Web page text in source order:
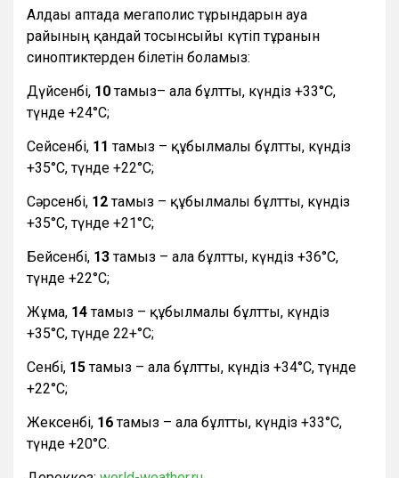
Алдағы аптада мегаполис тұрғындарын ауа
райының қандай тосынсыйы күтіп тұрғанын
синоптиктерден білетін боламыз:
Дүйсенбі, 10тамыз– ала бұлтты, күндіз +33°С,
түнде +24°С;
Сейсенбі, 11тамыз – құбылмалы бұлтты, күндіз
+35°С, түнде +22°С;
Сәрсенбі, 12тамыз – құбылмалы бұлтты, күндіз
+35°С, түнде +21°С;
Бейсенбі, 13тамыз – ала бұлтты, күндіз +36°С,
түнде +22°С;
Жұма, 14тамыз – құбылмалы бұлтты, күндіз
+35°С, түнде 22+°С;
Сенбі, 15тамыз – ала бұлтты, күндіз +34°С, түнде
+22°С;
Жексенбі, 16тамыз – ала бұлтты, күндіз +33°С,
түнде +20°С.